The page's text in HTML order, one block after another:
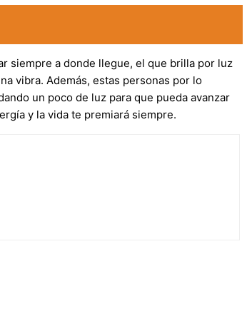
siempre a donde llegue, el que brilla por luz
vibra. Además, estas personas por lo
un poco de luz para que pueda avanzar
y la vida te premiará siempre.